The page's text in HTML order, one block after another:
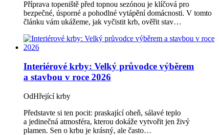
Příprava topeniště před topnou sezónou je klíčová pro
bezpečné, úsporné a pohodlné vytápění domácnosti. V tomto
článku vám ukážeme, jak vyčistit krb, ověřit stav…
Interiérové krby: Velký průvodce výběrem
a stavbou v roce 2026
OdHřející krby
Představte si ten pocit: praskající oheň, sálavé teplo
a jedinečná atmosféra, kterou dokáže vytvořit jen živý
plamen. Sen o krbu je krásný, ale často…